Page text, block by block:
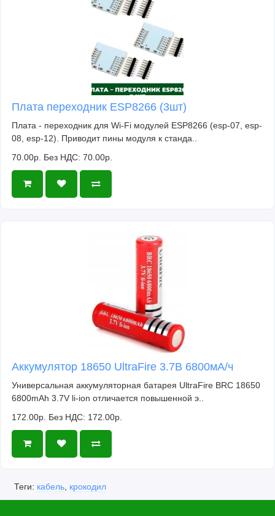
Плата переходник ESP8266 (3шт)
Плата - переходник для Wi-Fi модулей ESP8266 (esp-07, esp-
08, esp-12). Приводит пины модуля к станда..
70.00р. Без НДС: 70.00р.
Аккумулятор 18650 UltraFire 3.7В 6800мА/ч
Универсальная аккумуляторная батарея UltraFire BRC 18650
6800mAh 3.7V li-ion отличается повышенной э..
172.00р. Без НДС: 172.00р.
Теги: кабель, крокодил